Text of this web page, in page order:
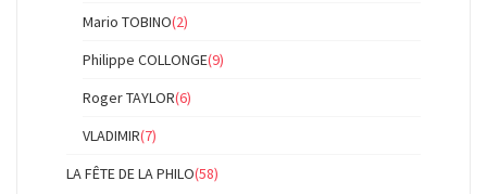
Mario TOBINO(2)
Philippe COLLONGE(9)
Roger TAYLOR(6)
VLADIMIR(7)
LA FÊTE DE LA PHILO(58)